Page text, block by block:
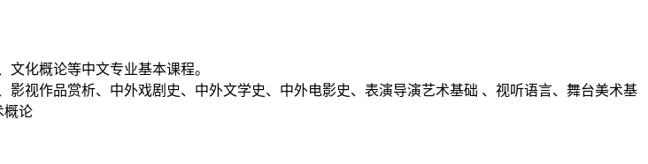
化概论等中文专业基本课程。
视作品赏析、中外戏剧史、中外文学史、中外电影史、表演导演艺术基础 、视听语言、舞台美术基
概论